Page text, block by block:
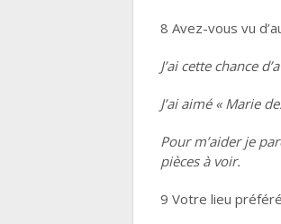
8 Avez-vous vu
J’ai cette chance
J’ai aimé « Marie
Pour m’aider je
pièces à voir.
9 Votre lieu